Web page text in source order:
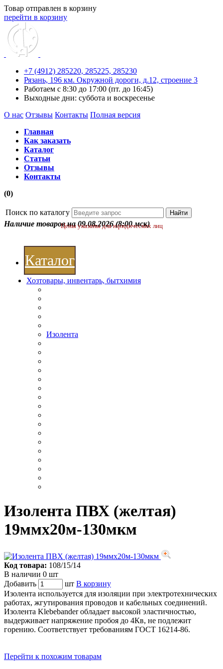
Товар отправлен в корзину
перейти в корзину
+7 (4912) 285220, 285225, 285230
Рязань, 196 км. Окружной дороги, д.12, строение 3
Работаем с 8:30 до 17:00 (пт. до 16:45)
Выходные дни: суббота и воскресенье
О нас Отзывы Контакты Полная версия
Главная
Как заказать
Каталог
Статьи
Отзывы
Контакты
(0)
Поиск по каталогу
Наличие товаров на 09.08.2026 (8:00 мск)
Цены указаны для юридических лиц
Каталог
Хозтовары, инвентарь, бытхимия
Изолента
Изолента ПВХ (желтая)
19ммх20м-130мкм
Код товара: 108/15/14
В наличии 0 шт
Добавить
шт В корзину
Изолента используется для изоляции при электротехнических
работах, жгутирования проводов и кабельных соединений.
Изолента Klebebander обладает высокой эластичностью,
выдерживает напряжение пробоя до 4Кв, не подлежит
горению. Соответствует требованиям ГОСТ 16214-86.
Перейти к похожим товарам